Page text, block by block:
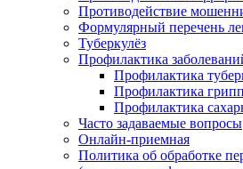
Противодействие
Формулярный перечень
Туберкулёз
Профилактика
Профилактика
Профилактика
Профилактика
Часто задаваемые вопросы
Онлайн-приемная
Политика об обработке